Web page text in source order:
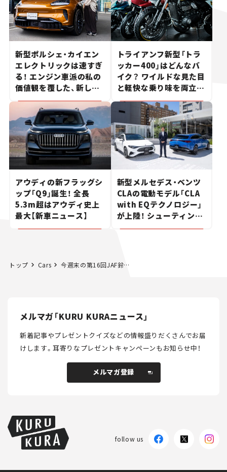
新型ポルシェ・カイエン
エレクトリックは速すぎ
る！ エンジン車派の私の
価値観を覆した、新しい
ポルシェの走り。
トライアンフ新型「トラ
ッカー400」はどんなバ
イク？ ワイルドな見た目
と軽快な乗り味を両立し
た400ccフラットトラッ
カー【試乗レビュー】
アウディの新フラッグシ
ップ「Q9」誕生！ 全長
5.3m超はアウディ史上
最大【新車ニュース】
新型メルセデス・ベンツ
CLAの電動モデル「CLA
with EQテクノロジー」
が上陸！ シューティング
ブレークも発売【新車ニ
トップ Cars 今週末の第16回JAF鈴鹿グランプリは、0.5点差の熱い王者争い必至！カレンダーの先行優待販売も！！
メルマガ「KURU KURAニュース」
新着記事やプレゼントクイズなどの情報盛りだくさんでお届
けします。耳寄りなプレゼントキャンペーンもお知らせ中！
メルマガ登録
follow us